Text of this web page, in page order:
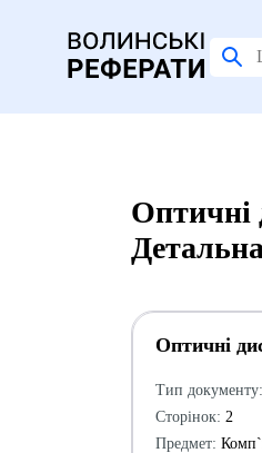
Оптичні
Оптичні
Тип документу:
Сторінок: 2
Предмет: